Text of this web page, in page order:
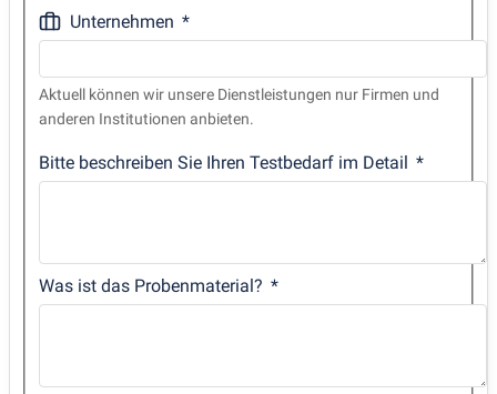
Unternehmen
Aktuell können wir unsere Dienstleistungen nur Firmen und
anderen Institutionen anbieten.
Bitte beschreiben Sie Ihren Testbedarf im Detail
Was ist das Probenmaterial?